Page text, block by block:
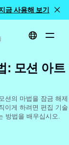
델 출시: Dreamina
금 사용해 보기
: 모션 아트
션의 마법을 잠금 해제
이게 하려면 편집 기술
방법을 배우십시오.